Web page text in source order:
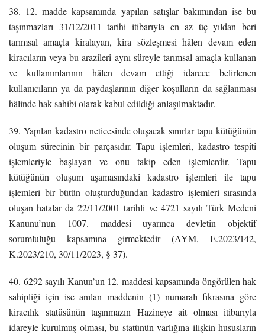
38. 12. madde kapsamında yapılan satışlar bakımından ise bu
taşınmazları 31/12/2011 tarihi itibarıyla en az üç yıldan beri
tarımsal amaçla kiralayan, kira sözleşmesi hâlen devam eden
kiracıların veya bu arazileri aynı süreyle tarımsal amaçla kullanan
ve kullanımlarının hâlen devam ettiği idarece belirlenen
kullanıcıların ya da paydaşlarının diğer koşulların da sağlanması
hâlinde hak sahibi olarak kabul edildiği anlaşılmaktadır.
39. Yapılan kadastro neticesinde oluşacak sınırlar tapu kütüğünün
oluşum sürecinin bir parçasıdır. Tapu işlemleri, kadastro tespiti
işlemleriyle başlayan ve onu takip eden işlemlerdir. Tapu
kütüğünün oluşum aşamasındaki kadastro işlemleri ile tapu
işlemleri bir bütün oluşturduğundan kadastro işlemleri sırasında
oluşan hatalar da 22/11/2001 tarihli ve 4721 sayılı Türk Medeni
Kanunu’nun 1007. maddesi uyarınca devletin objektif
sorumluluğu kapsamına girmektedir (AYM, E.2023/142,
K.2023/210, 30/11/2023, § 37).
40. 6292 sayılı Kanun’un 12. maddesi kapsamında öngörülen hak
sahipliği için ise anılan maddenin (1) numaralı fıkrasına göre
kiracılık statüsünün taşınmazın Hazineye ait olması itibarıyla
idareyle kurulmuş olması, bu statünün varlığına ilişkin hususların